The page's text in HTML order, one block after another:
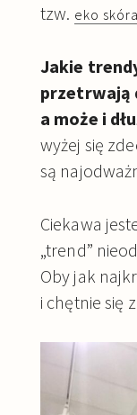
tzw. eko skóra
Jakie
przetrwają
a może i
wyżej się
są
Ciekawa
„trend”
Oby jak
i chętnie się